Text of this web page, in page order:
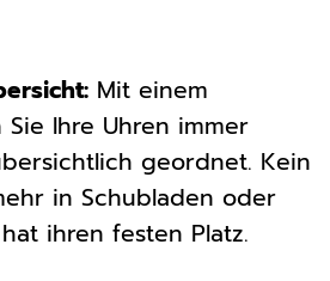
Mit einem
Ihre Uhren immer
geordnet. Kein
in Schubladen oder
ihren festen Platz.